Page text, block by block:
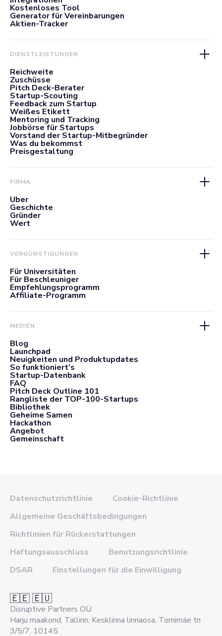
Kostenloses Tool
Generator für Vereinbarungen
Aktien-Tracker
DIENSTLEISTUNGEN
Reichweite
Zuschüsse
Pitch Deck-Berater
Startup-Scouting
Feedback zum Startup
Weißes Etikett
Mentoring und Tracking
Jobbörse für Startups
Vorstand der Startup-Mitbegründer
Was du bekommst
Preisgestaltung
FIRMA
Über
Geschichte
Gründer
Wert
VERGÜNSTIGUNGEN
Für Universitäten
Für Beschleuniger
Empfehlungsprogramm
Affiliate-Programm
MEDIEN
Blog
Launchpad
Neuigkeiten und Produktupdates
So funktioniert's
Startup-Datenbank
FAQ
Pitch Deck Outline 101
Rangliste der TOP-100-Startups
Bibliothek
Geheime Samen
Hackathon
Angebot
Gemeinschaft
Datenschutzrichtlinie
Cookie-Richtlinie
Allgemeine Geschäftsbedingungen
Richtlinien für Rückerstattungen
Haftungsausschluss
Benutzungsrichtlinie
DSAR
Einstellungen für die Einwilligung
🇪🇪 🇪🇺
Disruptive Partners OÜ
Harju maakond, Tallinn, Kesklinna linnaosa, Tornimäe tn
3/5/7, 10145